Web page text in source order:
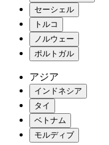
セーシェル
トルコ
ノルウェー
ポルトガル
アジア
インドネシア
タイ
ベトナム
モルディブ